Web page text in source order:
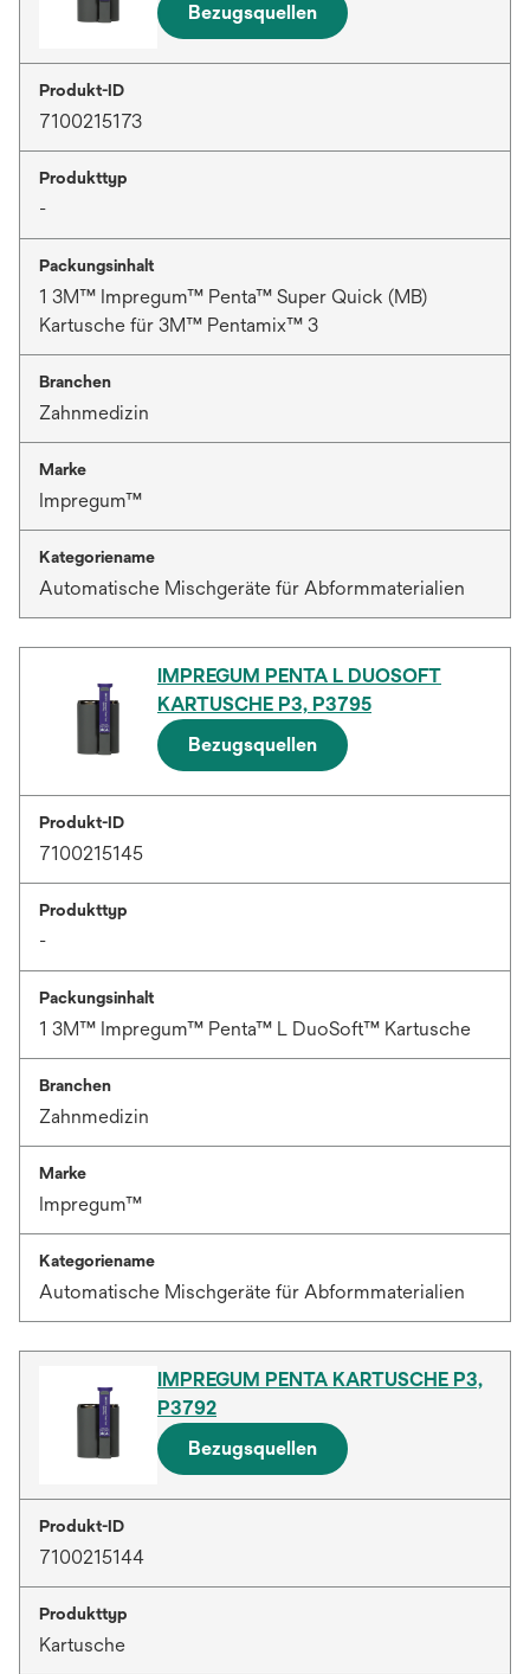
Bezugsquellen
Produkt-ID
7100215173
Produkttyp
-
Packungsinhalt
1 3M™ Impregum™ Penta™ Super Quick (MB)
Kartusche für 3M™ Pentamix™ 3
Branchen
Zahnmedizin
Marke
Impregum™
Kategoriename
Automatische Mischgeräte für Abformmaterialien
IMPREGUM PENTA L DUOSOFT
KARTUSCHE P3, P3795
Bezugsquellen
Produkt-ID
7100215145
Produkttyp
-
Packungsinhalt
1 3M™ Impregum™ Penta™ L DuoSoft™ Kartusche
Branchen
Zahnmedizin
Marke
Impregum™
Kategoriename
Automatische Mischgeräte für Abformmaterialien
IMPREGUM PENTA KARTUSCHE P3,
P3792
Bezugsquellen
Produkt-ID
7100215144
Produkttyp
Kartusche